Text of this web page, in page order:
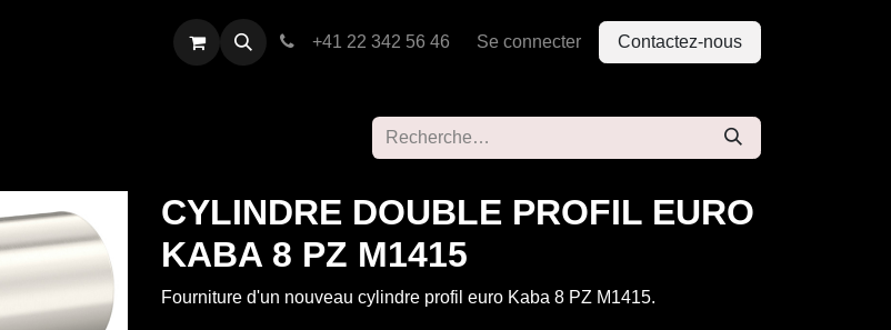
+41 22 342 56 46 Se connecter Contactez-nous
CYLINDRE DOUBLE PROFIL EURO
KABA 8 PZ M1415
Fourniture d'un nouveau cylindre profil euro Kaba 8 PZ M1415.